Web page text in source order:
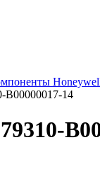
B00000017-14